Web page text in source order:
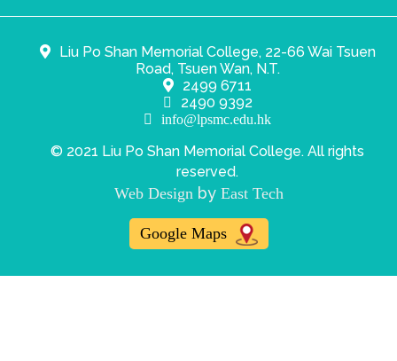
Liu Po Shan Memorial College, 22-66 Wai Tsuen
Road, Tsuen Wan, N.T.
2499 6711
2490 9392
info@lpsmc.edu.hk
© 2021 Liu Po Shan Memorial College. All rights
reserved.
Web Design by East Tech
Google Maps